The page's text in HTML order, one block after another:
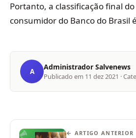
Portanto, a classificação final
consumidor do Banco do Brasil
A Administrador Salvenews
Publicado em 11 dez 2021 ·
← ARTIGO ANTERIOR